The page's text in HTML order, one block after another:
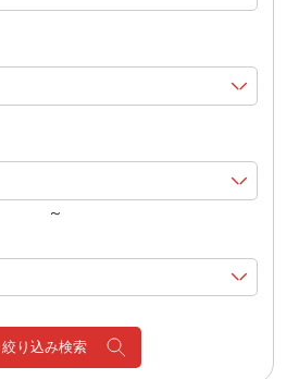
～
絞り込み検索